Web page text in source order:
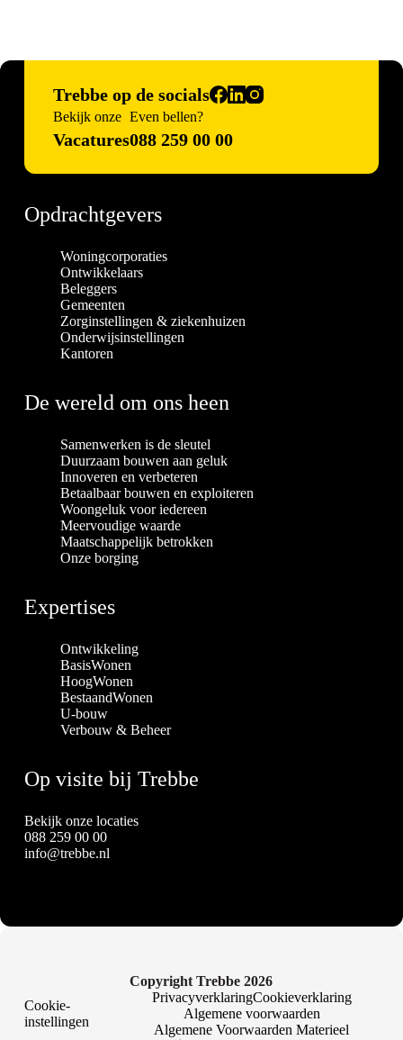
Trebbe op de socials
Bekijk onze
Vacatures
Even bellen?
088 259 00 00
Opdrachtgevers
Woningcorporaties
Ontwikkelaars
Beleggers
Gemeenten
Zorginstellingen & ziekenhuizen
Onderwijsinstellingen
Kantoren
De wereld om ons heen
Samenwerken is de sleutel
Duurzaam bouwen aan geluk
Innoveren en verbeteren
Betaalbaar bouwen en exploiteren
Woongeluk voor iedereen
Meervoudige waarde
Maatschappelijk betrokken
Onze borging
Expertises
Ontwikkeling
BasisWonen
HoogWonen
BestaandWonen
U-bouw
Verbouw & Beheer
Op visite bij Trebbe
Bekijk onze locaties
088 259 00 00
info@trebbe.nl
Copyright Trebbe 2026
Cookie-
instellingen
PrivacyverklaringCookieverklaring
Algemene voorwaarden
Algemene Voorwaarden Materieel